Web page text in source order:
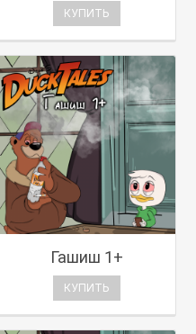
КУПИТЬ
Гашиш 1+
КУПИТЬ